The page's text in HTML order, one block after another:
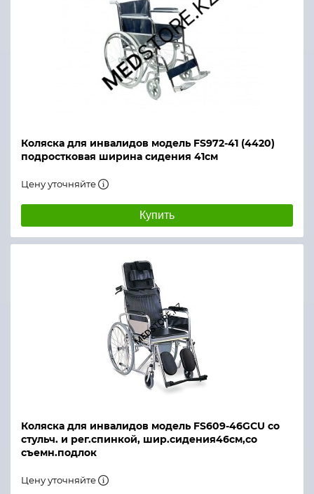
Коляска для инвалидов модель FS972-41 (4420)
подростковая ширина сидения 41см
Цену уточняйте
Купить
Коляска для инвалидов модель FS609-46GCU со
стульч. и рег.спинкой, шир.сидения46см,со
съемн.подлок
Цену уточняйте